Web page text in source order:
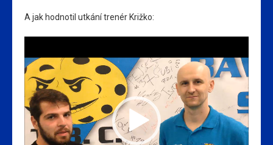
A jak hodnotil utkání trenér Križko: